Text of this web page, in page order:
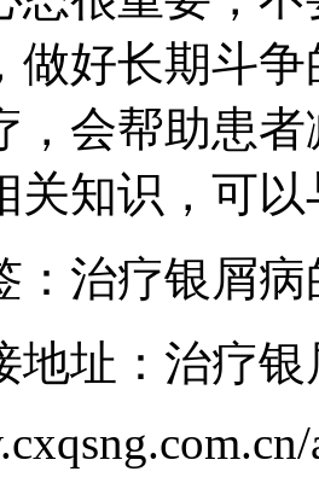
做好长期斗
，会帮助患
关知识，可
：治疗银屑病
地址：治疗